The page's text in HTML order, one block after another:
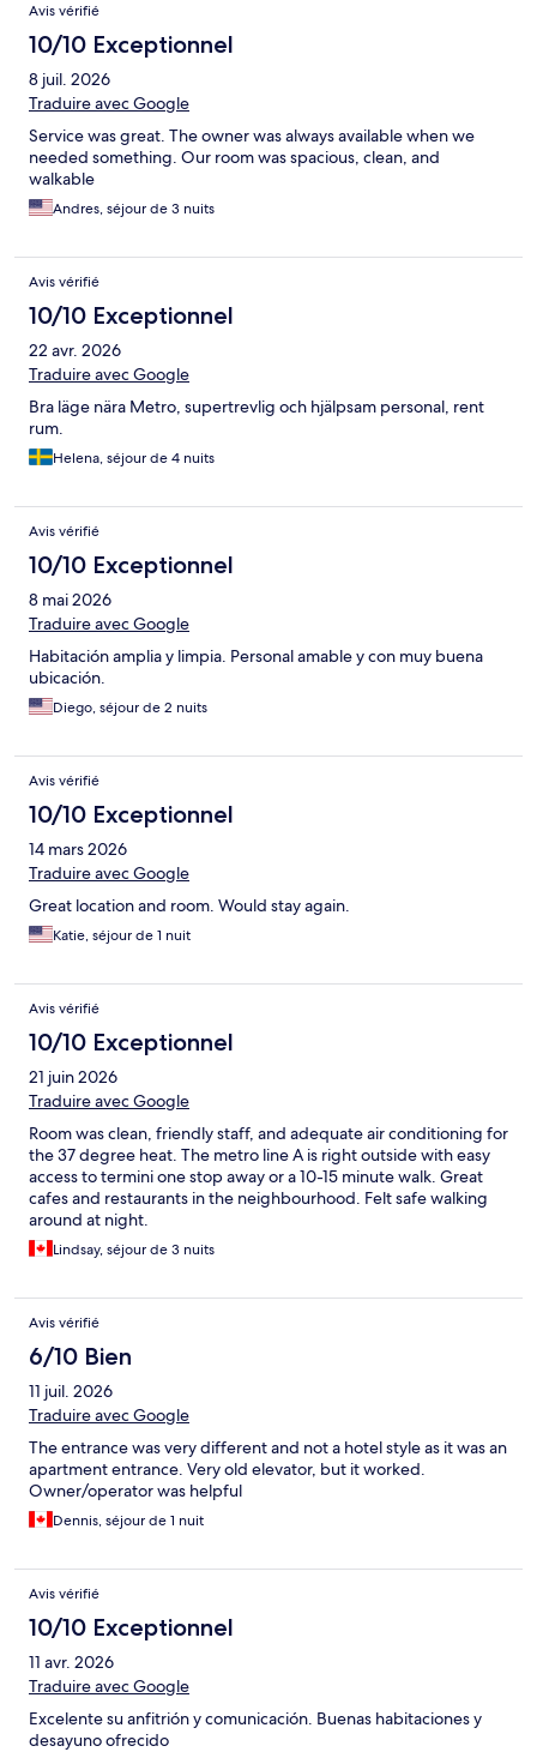
Avis vérifié
10/10 Exceptionnel
8 juil. 2026
Traduire avec Google
Service was great. The owner was always available when we
needed something. Our room was spacious, clean, and
walkable
Andres, séjour de 3 nuits
Avis vérifié
10/10 Exceptionnel
22 avr. 2026
Traduire avec Google
Bra läge nära Metro, supertrevlig och hjälpsam personal, rent
rum.
Helena, séjour de 4 nuits
Avis vérifié
10/10 Exceptionnel
8 mai 2026
Traduire avec Google
Habitación amplia y limpia. Personal amable y con muy buena
ubicación.
Diego, séjour de 2 nuits
Avis vérifié
10/10 Exceptionnel
14 mars 2026
Traduire avec Google
Great location and room. Would stay again.
Katie, séjour de 1 nuit
Avis vérifié
10/10 Exceptionnel
21 juin 2026
Traduire avec Google
Room was clean, friendly staff, and adequate air conditioning for
the 37 degree heat. The metro line A is right outside with easy
access to termini one stop away or a 10-15 minute walk. Great
cafes and restaurants in the neighbourhood. Felt safe walking
around at night.
Lindsay, séjour de 3 nuits
Avis vérifié
6/10 Bien
11 juil. 2026
Traduire avec Google
The entrance was very different and not a hotel style as it was an
apartment entrance. Very old elevator, but it worked.
Owner/operator was helpful
Dennis, séjour de 1 nuit
Avis vérifié
10/10 Exceptionnel
11 avr. 2026
Traduire avec Google
Excelente su anfitrión y comunicación. Buenas habitaciones y
desayuno ofrecido